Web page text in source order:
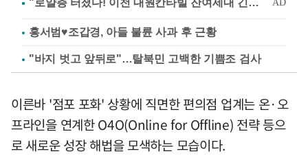
홍서범♥조갑경, 아들 불륜 사과 후 근황
"바지 벗고 앞뒤로"…탈북민 고백한 기쁨조 검사
이른바 '점포 포화' 상황에 직면한 편의점 업계는 온·오
프라인을 연계한 O4O(Online for Offline) 전략 등으
로 새로운 성장 해법을 모색하는 모습이다.